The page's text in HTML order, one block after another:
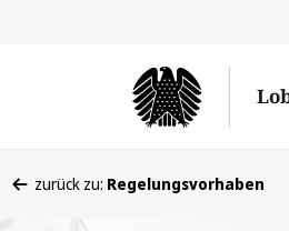
befinden
zurück zu: Regelungsvorhaben